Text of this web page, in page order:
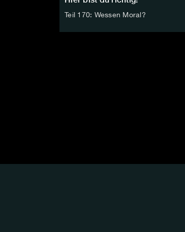
Teil 170: Wessen Moral?